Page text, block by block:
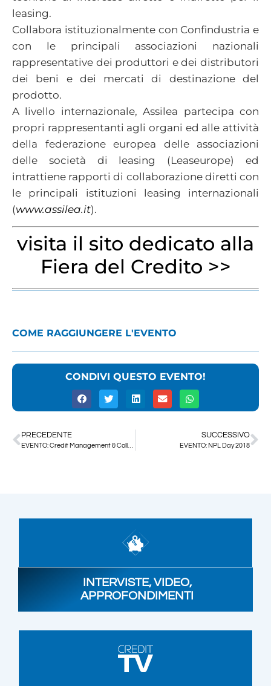
leasing.
Collabora istituzionalmente con Confindustria e
con le principali associazioni nazionali
rappresentative dei produttori e dei distributori
dei beni e dei mercati di destinazione del
prodotto.
A livello internazionale, Assilea partecipa con
propri rappresentanti agli organi ed alle attività
della federazione europea delle associazioni
delle società di leasing (Leaseurope) ed
intrattiene rapporti di collaborazione diretti con
le principali istituzioni leasing internazionali
(www.assilea.it).
visita il sito dedicato alla
Fiera del Credito >>
COME RAGGIUNGERE L'EVENTO
CONDIVI QUESTO EVENTO!
PRECEDENTE
EVENTO: Credit Management & Collection Awards 2018
SUCCESSIVO
EVENTO: NPL Day 2018
INTERVISTE, VIDEO,
APPROFONDIMENTI